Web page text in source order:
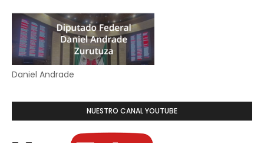
Daniel Andrade
NUESTRO CANAL YOUTUBE